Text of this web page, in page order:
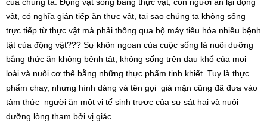
vật, có nghĩa gián tiếp ăn thực vật, tại sao chúng ta khộng sống
trực tiếp từ thực vật mà phải thông qua bộ máy tiêu hóa nhiều bệnh
tật của động vật??? Sự khôn ngoan của cuộc sống là nuôi dưỡng
bằng thức ăn không bệnh tật, không sống trên đau khổ của mọi
loài và nuôi cơ thể bằng những thực phẩm tinh khiết. Tuy là thực
phẩm chay, nhưng hình dáng và tên gọi giả mặn cũng đã đưa vào
tâm thức người ăn một vi tế sinh trược của sự sát hại và nuôi
dưỡng lòng tham bởi vị giác.